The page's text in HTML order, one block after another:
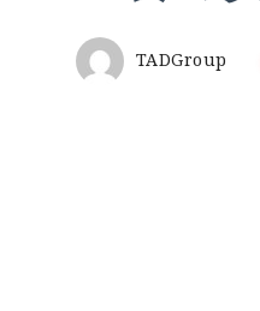
TADGroup